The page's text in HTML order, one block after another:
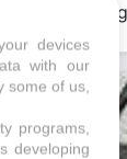
est possible
devices
with our
some of us,
programs,
developing